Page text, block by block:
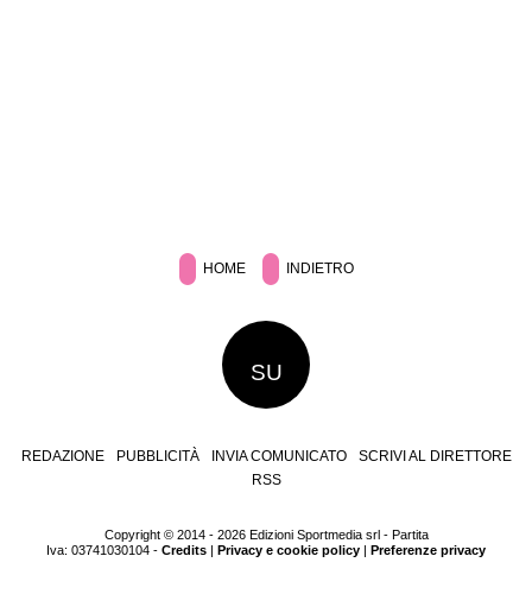
HOME INDIETRO
SU
REDAZIONE PUBBLICITÀ INVIA COMUNICATO
SCRIVI AL DIRETTORE
RSS
Copyright © 2014 - 2026 Edizioni Sportmedia srl - Partita
Iva: 03741030104 - Credits | Privacy e cookie policy | Preferenze privacy